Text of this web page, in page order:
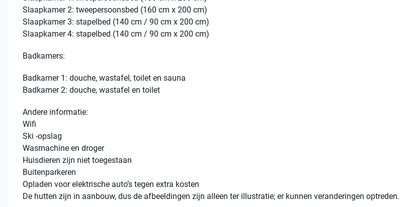
Slaapkamer 2: tweepersoonsbed (160 cm x 200 cm)
Slaapkamer 3: stapelbed (140 cm / 90 cm x 200 cm)
Slaapkamer 4: stapelbed (140 cm / 90 cm x 200 cm)
Badkamers:
Badkamer 1: douche, wastafel, toilet en sauna
Badkamer 2: douche, wastafel en toilet
Andere informatie:
Wifi
Ski -opslag
Wasmachine en droger
Huisdieren zijn niet toegestaan
Buitenparkeren
Opladen voor elektrische auto’s tegen extra kosten
De hutten zijn in aanbouw, dus de afbeeldingen zijn alleen ter illustratie; er kunnen veranderingen optreden.